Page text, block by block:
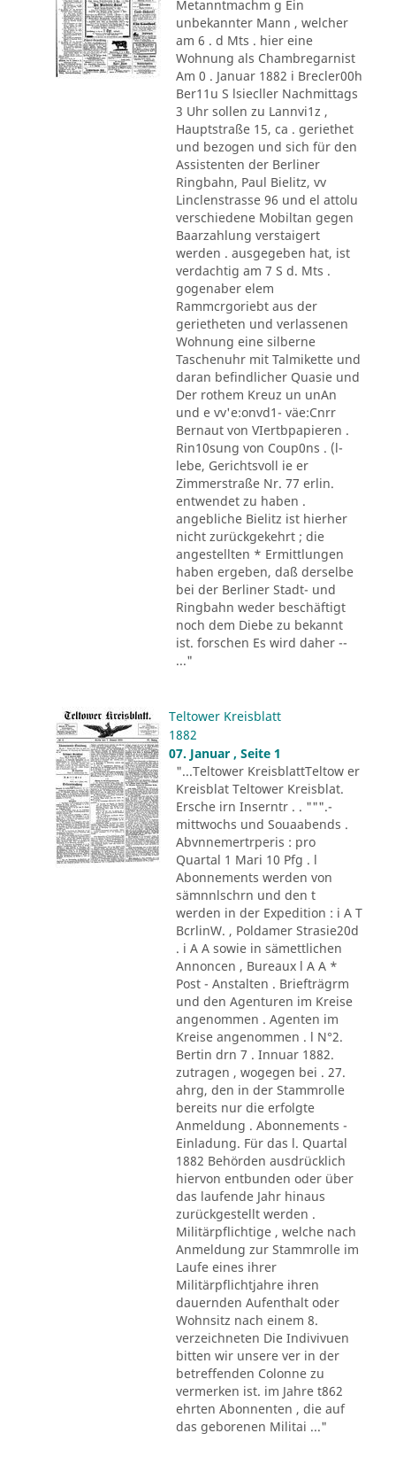
Metanntmachm g Ein
unbekannter Mann , welcher
am 6 . d Mts . hier eine
Wohnung als Chambregarnist
Am 0 . Januar 1882 i Brecler00h
Ber11u S lsiecller Nachmittags
3 Uhr sollen zu Lannvi1z ,
Hauptstraße 15, ca . geriethet
und bezogen und sich für den
Assistenten der Berliner
Ringbahn, Paul Bielitz, vv
Linclenstrasse 96 und el attolu
verschiedene Mobiltan gegen
Baarzahlung verstaigert
werden . ausgegeben hat, ist
verdachtig am 7 S d. Mts .
gogenaber elem
Rammcrgoriebt aus der
gerietheten und verlassenen
Wohnung eine silberne
Taschenuhr mit Talmikette und
daran befindlicher Quasie und
Der rothem Kreuz un unAn
und e vv'e:onvd1- väe:Cnrr
Bernaut von VIertbpapieren .
Rin10sung von Coup0ns . (l-
lebe, Gerichtsvoll ie er
Zimmerstraße Nr. 77 erlin.
entwendet zu haben .
angebliche Bielitz ist hierher
nicht zurückgekehrt ; die
angestellten * Ermittlungen
haben ergeben, daß derselbe
bei der Berliner Stadt- und
Ringbahn weder beschäftigt
noch dem Diebe zu bekannt
ist. forschen Es wird daher --
..."
Teltower Kreisblatt
1882
07. Januar , Seite 1
"...Teltower KreisblattTeltow er
Kreisblat Teltower Kreisblat.
Ersche irn Inserntr . . """.-
mittwochs und Souaabends .
Abvnnemertrperis : pro
Quartal 1 Mari 10 Pfg . l
Abonnements werden von
sämnnlschrn und den t
werden in der Expedition : i A T
BcrlinW. , Poldamer Strasie20d
. i A A sowie in sämettlichen
Annoncen , Bureaux l A A *
Post - Anstalten . Briefträgrm
und den Agenturen im Kreise
angenommen . Agenten im
Kreise angenommen . l N°2.
Bertin drn 7 . Innuar 1882.
zutragen , wogegen bei . 27.
ahrg, den in der Stammrolle
bereits nur die erfolgte
Anmeldung . Abonnements -
Einladung. Für das l. Quartal
1882 Behörden ausdrücklich
hiervon entbunden oder über
das laufende Jahr hinaus
zurückgestellt werden .
Militärpflichtige , welche nach
Anmeldung zur Stammrolle im
Laufe eines ihrer
Militärpflichtjahre ihren
dauernden Aufenthalt oder
Wohnsitz nach einem 8.
verzeichneten Die Indivivuen
bitten wir unsere ver in der
betreffenden Colonne zu
vermerken ist. im Jahre t862
ehrten Abonnenten , die auf
das geborenen Militai ..."